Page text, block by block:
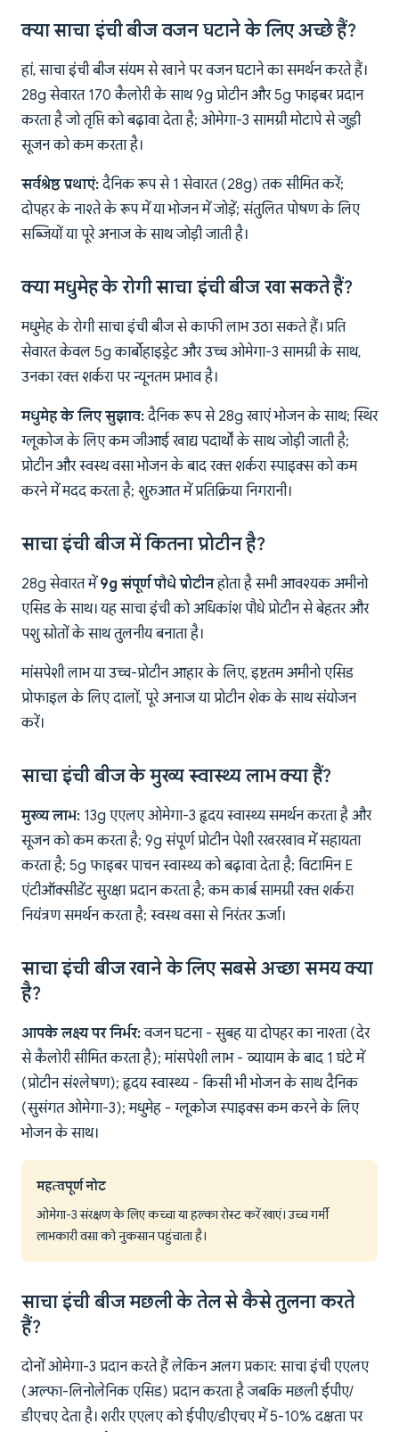
क्या साचा इंची बीज वजन घटाने के लिए अच्छे हैं?
हां, साचा इंची बीज संयम से खाने पर वजन घटाने का समर्थन करते हैं।
28g सेवारत 170 कैलोरी के साथ 9g प्रोटीन और 5g फाइबर प्रदान
करता है जो तृप्ति को बढ़ावा देता है; ओमेगा-3 सामग्री मोटापे से जुड़ी
सूजन को कम करता है।
सर्वश्रेष्ठ प्रथाएं:दैनिक रूप से 1 सेवारत (28g) तक सीमित करें;
दोपहर के नाश्ते के रूप में या भोजन में जोड़ें; संतुलित पोषण के लिए
सब्जियों या पूरे अनाज के साथ जोड़ी जाती है।
क्या मधुमेह के रोगी साचा इंची बीज खा सकते हैं?
मधुमेह के रोगी साचा इंची बीज से काफी लाभ उठा सकते हैं। प्रति
सेवारत केवल 5g कार्बोहाइड्रेट और उच्च ओमेगा-3 सामग्री के साथ,
उनका रक्त शर्करा पर न्यूनतम प्रभाव है।
मधुमेह के लिए सुझाव:दैनिक रूप से 28g खाएं भोजन के साथ; स्थिर
ग्लूकोज के लिए कम जीआई खाद्य पदार्थों के साथ जोड़ी जाती है;
प्रोटीन और स्वस्थ वसा भोजन के बाद रक्त शर्करा स्पाइक्स को कम
करने में मदद करता है; शुरुआत में प्रतिक्रिया निगरानी।
साचा इंची बीज में कितना प्रोटीन है?
28g सेवारत में 9g संपूर्ण पौधे प्रोटीनहोता है सभी आवश्यक अमीनो
एसिड के साथ। यह साचा इंची को अधिकांश पौधे प्रोटीन से बेहतर और
पशु स्रोतों के साथ तुलनीय बनाता है।
मांसपेशी लाभ या उच्च-प्रोटीन आहार के लिए, इष्टतम अमीनो एसिड
प्रोफाइल के लिए दालों, पूरे अनाज या प्रोटीन शेक के साथ संयोजन
करें।
साचा इंची बीज के मुख्य स्वास्थ्य लाभ क्या हैं?
मुख्य लाभ: 13g एएलए ओमेगा-3 हृदय स्वास्थ्य समर्थन करता है और
सूजन को कम करता है; 9g संपूर्ण प्रोटीन पेशी रखरखाव में सहायता
करता है; 5g फाइबर पाचन स्वास्थ्य को बढ़ावा देता है; विटामिन E
एंटीऑक्सीडेंट सुरक्षा प्रदान करता है; कम कार्ब सामग्री रक्त शर्करा
नियंत्रण समर्थन करता है; स्वस्थ वसा से निरंतर ऊर्जा।
साचा इंची बीज खाने के लिए सबसे अच्छा समय क्या
है?
आपके लक्ष्य पर निर्भर:वजन घटना - सुबह या दोपहर का नाश्ता (देर
से कैलोरी सीमित करता है); मांसपेशी लाभ - व्यायाम के बाद 1 घंटे में
(प्रोटीन संश्लेषण); हृदय स्वास्थ्य - किसी भी भोजन के साथ दैनिक
(सुसंगत ओमेगा-3); मधुमेह - ग्लूकोज स्पाइक्स कम करने के लिए
भोजन के साथ।
महत्वपूर्ण नोट
ओमेगा-3 संरक्षण के लिए कच्चा या हल्का रोस्ट करें खाएं। उच्च गर्मी
लाभकारी वसा को नुकसान पहुंचाता है।
साचा इंची बीज मछली के तेल से कैसे तुलना करते
हैं?
दोनों ओमेगा-3 प्रदान करते हैं लेकिन अलग प्रकार: साचा इंची एएलए
(अल्फा-लिनोलेनिक एसिड) प्रदान करता है जबकि मछली ईपीए/
डीएचए देता है। शरीर एएलए को ईपीए/डीएचए में 5-10% दक्षता पर